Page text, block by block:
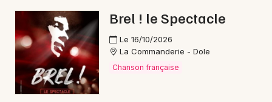
Expos
Sorties & loisirs
Foires dans le Jura
Foires en Franche-Comté
Brel ! le Spectacle
Le 16/10/2026
La Commanderie - Dole
Chanson française